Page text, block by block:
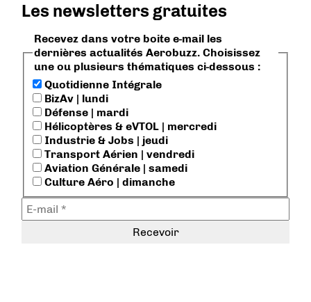
Les newsletters gratuites
Recevez dans votre boite e-mail les
dernières actualités Aerobuzz. Choisissez
une ou plusieurs thématiques ci-dessous :
Quotidienne Intégrale
BizAv | lundi
Défense | mardi
Hélicoptères & eVTOL | mercredi
Industrie & Jobs | jeudi
Transport Aérien | vendredi
Aviation Générale | samedi
Culture Aéro | dimanche